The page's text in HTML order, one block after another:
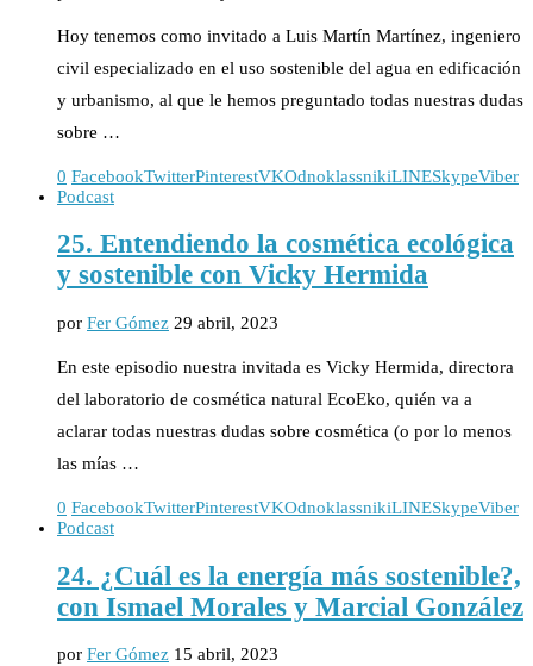
Hoy tenemos como invitado a Luis Martín Martínez, ingeniero
civil especializado en el uso sostenible del agua en edificación
y urbanismo, al que le hemos preguntado todas nuestras dudas
sobre …
0 FacebookTwitterPinterestVKOdnoklassnikiLINESkypeViber
Podcast
25. Entendiendo la cosmética ecológica
y sostenible con Vicky Hermida
por Fer Gómez 29 abril, 2023
En este episodio nuestra invitada es Vicky Hermida, directora
del laboratorio de cosmética natural EcoEko, quién va a
aclarar todas nuestras dudas sobre cosmética (o por lo menos
las mías …
0 FacebookTwitterPinterestVKOdnoklassnikiLINESkypeViber
Podcast
24. ¿Cuál es la energía más sostenible?,
con Ismael Morales y Marcial González
por Fer Gómez 15 abril, 2023